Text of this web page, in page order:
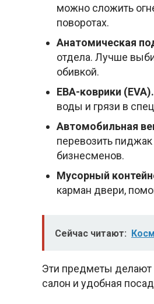
можно сложить
поворотах.
Анатомическая
отдела. Лучше
обивкой.
ЕВА-коврики (EVA).
воды и грязи в
Автомобильная
перевозить
бизнесменов.
Мусорный
карман двери,
Сейчас читают:
Эти предметы делают
салон и удобная